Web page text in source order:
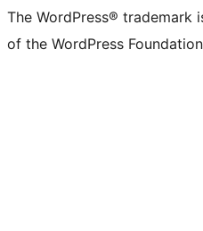
The WordPress®
of the WordPress